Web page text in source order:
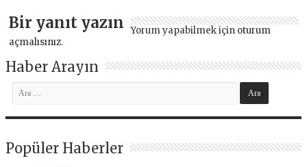
Bir yanıt yazın Yorum yapabilmek için oturum
açmalısınız.
Haber Arayın
Popüler Haberler